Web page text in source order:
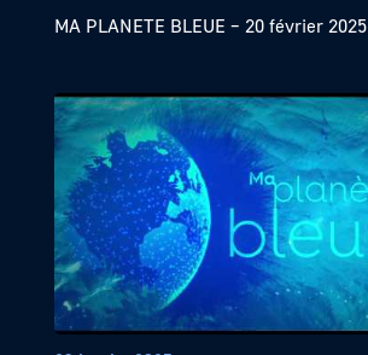
MA PLANETE BLEUE – 20 février 2025